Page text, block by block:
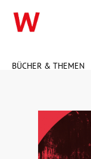
BÜCHER & THEMEN